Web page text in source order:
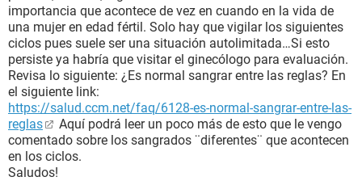
importancia que acontece de vez en cuando en la vida de
una mujer en edad fértil. Solo hay que vigilar los siguientes
ciclos pues suele ser una situación autolimitada…Si esto
persiste ya habría que visitar el ginecólogo para evaluación.
Revisa lo siguiente: ¿Es normal sangrar entre las reglas? En
el siguiente link:
https://salud.ccm.net/faq/6128-es-normal-sangrar-entre-las-
reglas
Aquí podrá leer un poco más de esto que le vengo
comentado sobre los sangrados ¨diferentes¨ que acontecen
en los ciclos.
Saludos!